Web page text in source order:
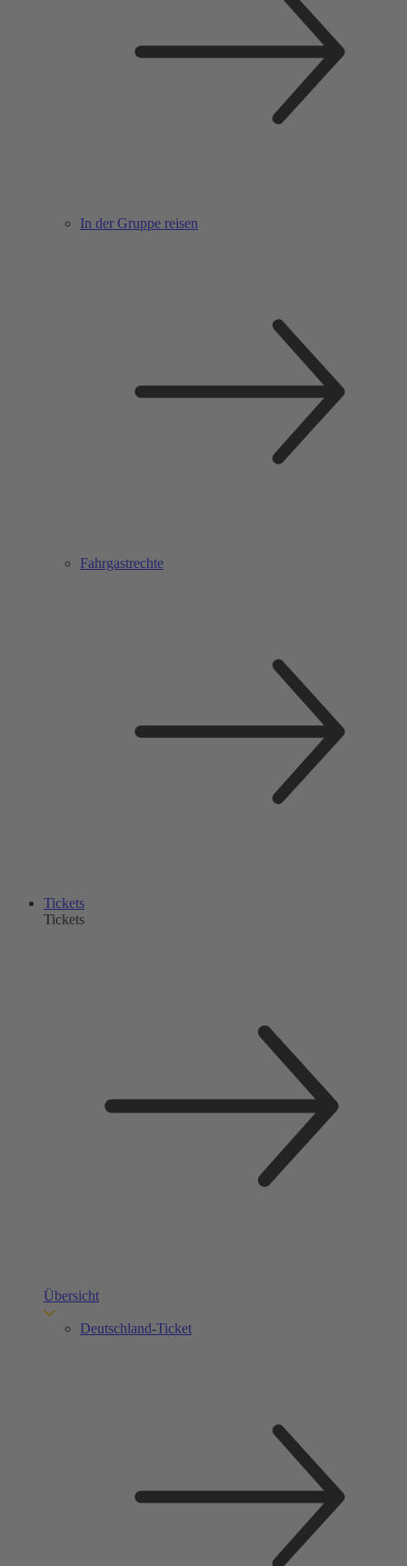
In der Gruppe reisen
Fahrgastrechte
Tickets
Tickets
Übersicht
Deutschland-Ticket